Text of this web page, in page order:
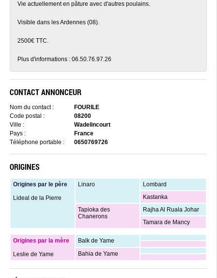
Vie actuellement en pâture avec d'autres poulains.
Visible dans les Ardennes (08).
2500€ TTC.
Plus d'informations : 06.50.76.97.26
CONTACT ANNONCEUR
Nom du contact :
FOURILE
Code postal :
08200
Ville :
Wadelincourt
Pays :
France
Téléphone portable :
0650769726
ORIGINES
Origines par le père
Lideal de la Pierre
Linaro
Lombard
Kastanka
Tapioka des
Chanerons
Rajha Al Ruala Johar
Tamara de Mancy
Origines par la mère
Leslie de Yame
Balk de Yame
Bahia de Yame